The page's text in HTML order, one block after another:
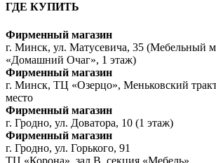
ГДЕ КУПИТЬ
Фирменный магазин
г. Минск, ул. Матусевича, 35 (Мебельный
«Домашний Очаг», 1 этаж)
Фирменный магазин
г. Минск, ТЦ «Озерцо», Меньковский
место
Фирменный магазин
г. Гродно, ул. Доватора, 10 (1 этаж)
Фирменный магазин
г. Гродно, ул. Горького, 91
ТЦ «Корона», зал В, секция «Мебель»